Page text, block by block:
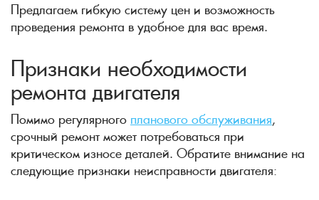
Предлагаем гибкую систему цен и возможность
проведения ремонта в удобное для вас время.
Признаки необходимости
ремонта двигателя
Помимо регулярного планового обслуживания,
срочный ремонт может потребоваться при
критическом износе деталей. Обратите внимание на
следующие признаки неисправности двигателя: